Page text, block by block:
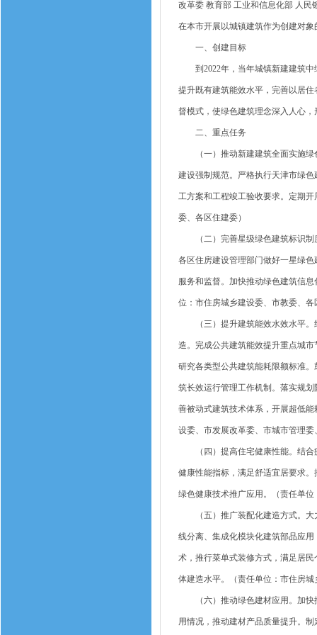
改革委 教育部 工业和信息化部 人民
在本市开展以城镇建筑作为创建对
一、创建目标
到2022年，当年城镇新建建筑中
提升既有建筑能效水平，完善以居
督模式，使绿色建筑理念深入人心
二、重点任务
（一）推动新建建筑全面实施绿
建设强制规范。严格执行天津市绿
工方案和工程竣工验收要求。定期
委、各区住建委）
（二）完善星级绿色建筑标识制
各区住房建设管理部门做好一星绿
服务和监督。加快推动绿色建筑信
位：市住房城乡建设委、市教委、各
（三）提升建筑能效水效水平。
造。完成公共建筑能效提升重点城
研究各类型公共建筑能耗限额标准
筑长效运行管理工作机制。落实规
善被动式建筑技术体系，开展超低
设委、市发展改革委、市城市管理
（四）提高住宅健康性能。结合
健康性能指标，满足舒适宜居要求
绿色健康技术推广应用。（责任单
（五）推广装配化建造方式。大
线分离、集成化模块化建筑部品应
术，推行菜单式装修方式，满足居
体建造水平。（责任单位：市住房
（六）推动绿色建材应用。加快
用情况，推动建材产品质量提升。